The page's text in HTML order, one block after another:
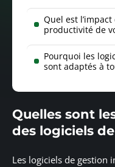
Quel est
productivité de
Pourquoi les
sont adaptés à
Quelles sont
des logiciels
Les logiciels de gestion